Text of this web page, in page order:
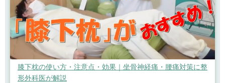
膝下枕の使い方・注意点・効果｜坐骨神経痛・腰痛対策に整
形外科医が解説